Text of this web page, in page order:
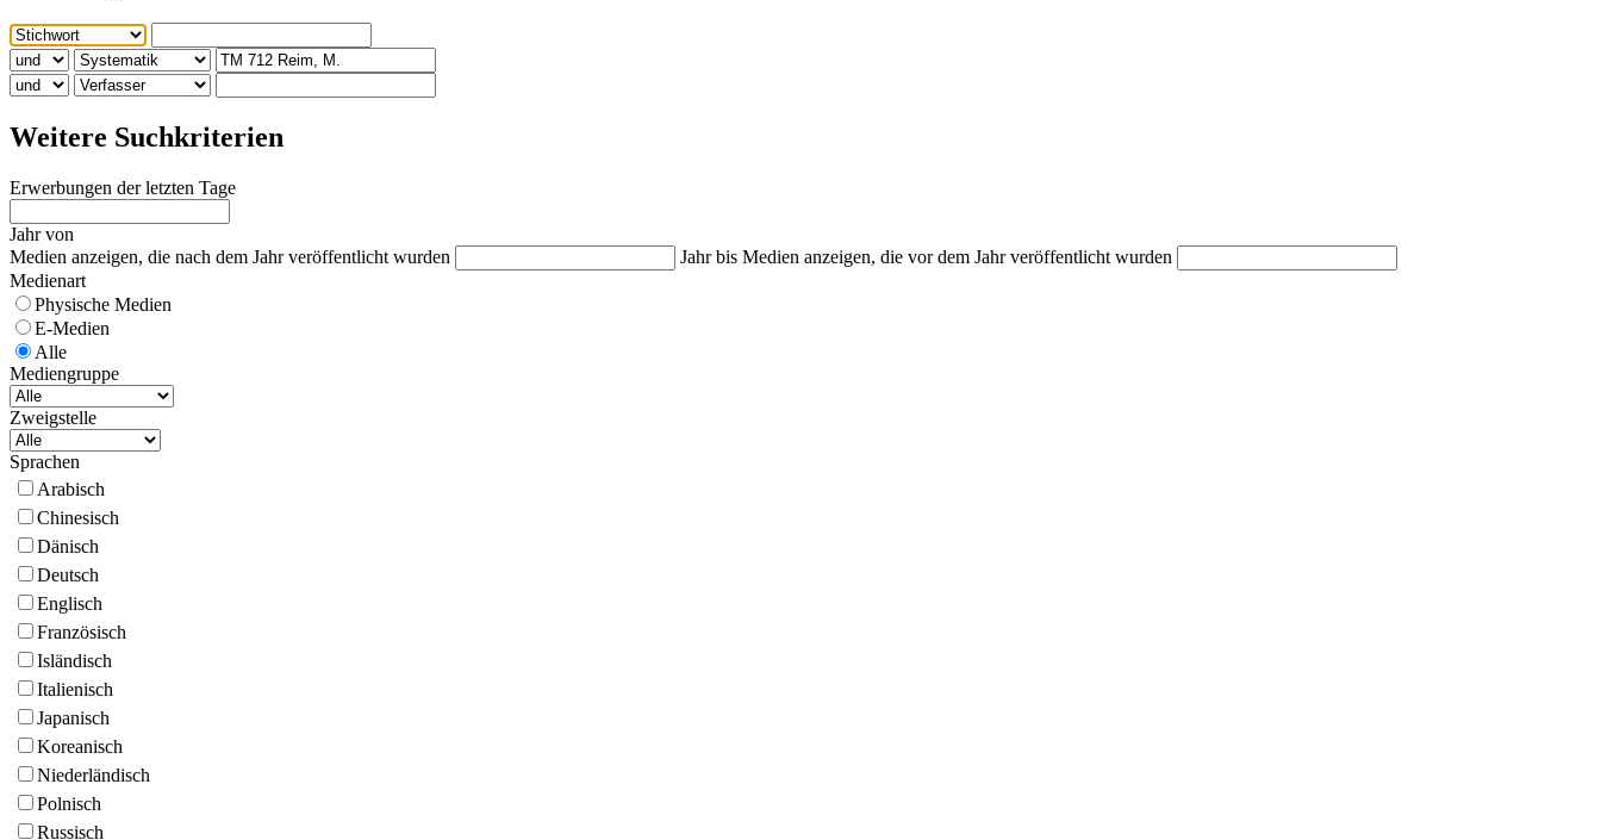
Weitere Suchkriterien
Erwerbungen der letzten Tage
Jahr von
Medien anzeigen, die nach dem Jahr veröffentlicht wurden
Jahr bis Medien anzeigen, die vor dem Jahr veröffentlicht wurden
Medienart
Physische Medien
E-Medien
Alle
Mediengruppe
Zweigstelle
Sprachen
Arabisch
Chinesisch
Dänisch
Deutsch
Englisch
Französisch
Isländisch
Italienisch
Japanisch
Koreanisch
Niederländisch
Polnisch
Russisch